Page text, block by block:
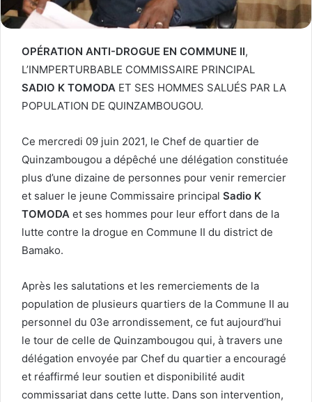
OPÉRATION ANTI-DROGUE EN COMMUNE II,
L’INMPERTURBABLE COMMISSAIRE PRINCIPAL
SADIO K TOMODA ET SES HOMMES SALUÉS PAR LA
POPULATION DE QUINZAMBOUGOU.
Ce mercredi 09 juin 2021, le Chef de quartier de
Quinzambougou a dépêché une délégation constituée
plus d’une dizaine de personnes pour venir remercier
et saluer le jeune Commissaire principal Sadio K
TOMODA et ses hommes pour leur effort dans de la
lutte contre la drogue en Commune II du district de
Bamako.
Après les salutations et les remerciements de la
population de plusieurs quartiers de la Commune II au
personnel du 03e arrondissement, ce fut aujourd’hui
le tour de celle de Quinzambougou qui, à travers une
délégation envoyée par Chef du quartier a encouragé
et réaffirmé leur soutien et disponibilité audit
commissariat dans cette lutte. Dans son intervention,